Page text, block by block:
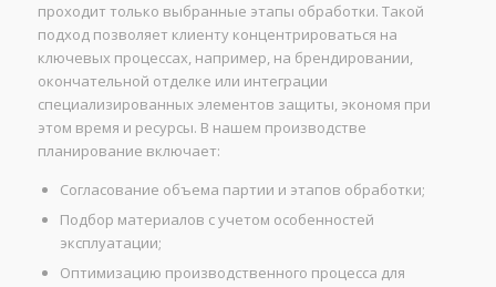
проходит только выбранные этапы обработки. Такой
подход позволяет клиенту концентрироваться на
ключевых процессах, например, на брендировании,
окончательной отделке или интеграции
специализированных элементов защиты, экономя при
этом время и ресурсы. В нашем производстве
планирование включает:
Согласование объема партии и этапов обработки;
Подбор материалов с учетом особенностей
эксплуатации;
Оптимизацию производственного процесса для